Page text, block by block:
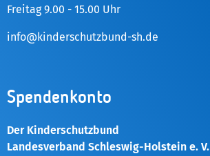
Freitag 9.00 - 15.00 Uhr
info@kinderschutzbund-sh.de
Spendenkonto
Der Kinderschutzbund
Landesverband Schleswig-Holstein e. V.